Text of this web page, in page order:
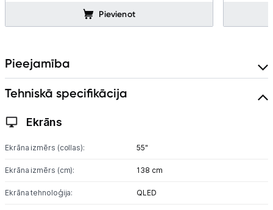
Pievienot
Pieejamība
Tehniskā specifikācija
Ekrāns
Ekrāna izmērs (collas): 55"
Ekrāna izmērs (cm): 138 cm
Ekrāna tehnoloģija: QLED